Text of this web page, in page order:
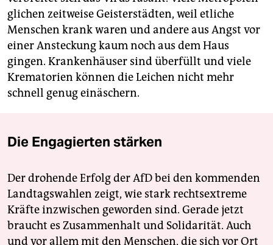
glichen zeitweise Geisterstädten, weil etliche
Menschen krank waren und andere aus Angst vor
einer Ansteckung kaum noch aus dem Haus
gingen. Krankenhäuser sind überfüllt und viele
Krematorien können die Leichen nicht mehr
schnell genug einäschern.
Die Engagierten stärken
Der drohende Erfolg der AfD bei den kommenden
Landtagswahlen zeigt, wie stark rechtsextreme
Kräfte inzwischen geworden sind. Gerade jetzt
braucht es Zusammenhalt und Solidarität. Auch
und vor allem mit den Menschen, die sich vor Ort